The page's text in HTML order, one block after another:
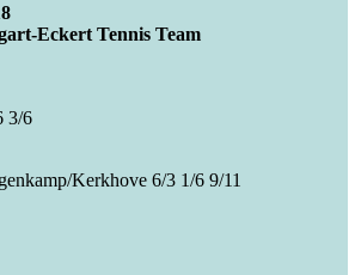
Eckert Tennis Team
3/6
Kerkhove 6/3 1/6 9/11